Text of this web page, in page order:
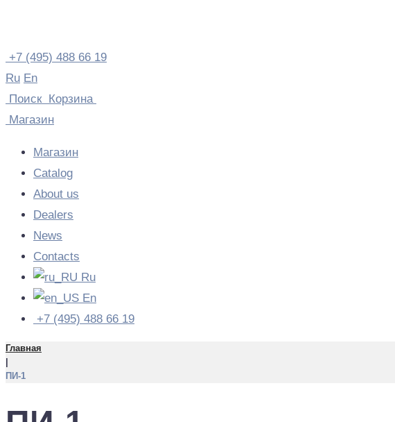
content
+7 (495) 488 66 19
Ru En
Поиск Корзина
Магазин
Магазин
Catalog
About us
Dealers
News
Contacts
Ru
En
+7 (495) 488 66 19
Главная
ПИ-1